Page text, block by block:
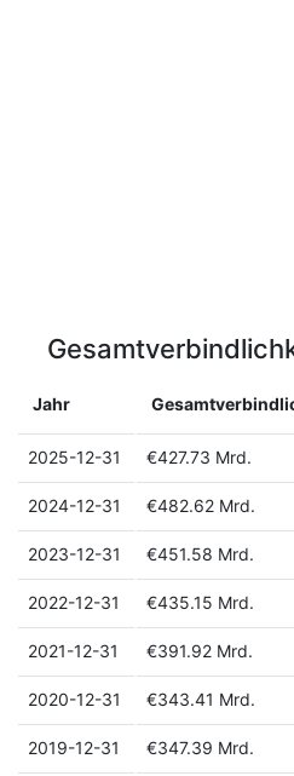
Jahr
2025-12-31 €427.73 Mrd.
2024-12-31 €482.62 Mrd.
2023-12-31 €451.58 Mrd.
2022-12-31 €435.15 Mrd.
2021-12-31 €391.92 Mrd.
2020-12-31 €343.41 Mrd.
2019-12-31 €347.39 Mrd.